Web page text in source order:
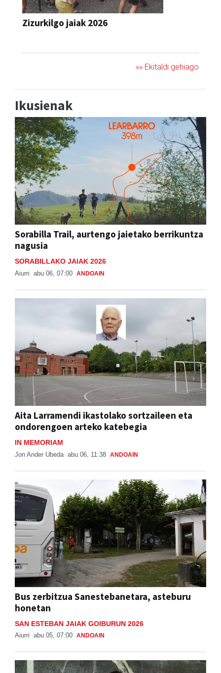
Zizurkilgo jaiak 2026
»» Ekitaldi gehiago
Ikusienak
Sorabilla Trail, aurtengo jaietako berrikuntza
nagusia
SORABILLAKO JAIAK 2026
Aiurri abu 06, 07:00 ANDOAIN
Aita Larramendi ikastolako sortzaileen eta
ondorengoen arteko katebegia
IN MEMORIAM
Jon Ander Ubeda abu 06, 11:38 ANDOAIN
Bus zerbitzua Sanestebanetara, asteburu
honetan
SAN ESTEBAN JAIAK GOIBURUN 2026
Aiurri abu 05, 07:00 ANDOAIN